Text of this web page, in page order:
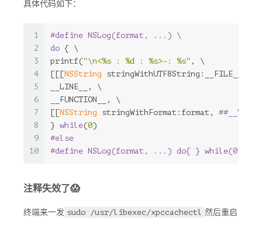
具体代码如下：
1
2
3
4
5
6
7
8
9
10
#define NSLog(format, ...) \
do { \
printf( "\n<%s : %d : %s>-: %s" , \
[[[NSString stringWithUTF8String:__FILE__]
__LINE__, \
__FUNCTION__, \
[[NSString stringWithFormat:format,
} while(0)
#else
#define NSLog(format, ...) do{ } while(0)
注释失效了😱
终端来一发 sudo /usr/libexec/xpccachectl 然后重启